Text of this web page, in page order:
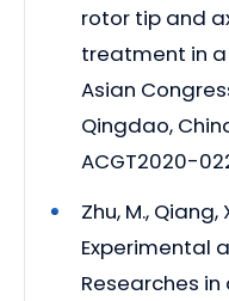
rotor tip and
treatment in
Asian
Qingdao,
ACGT2020-
Zhu, M., Qiang,
Experimental
Researches